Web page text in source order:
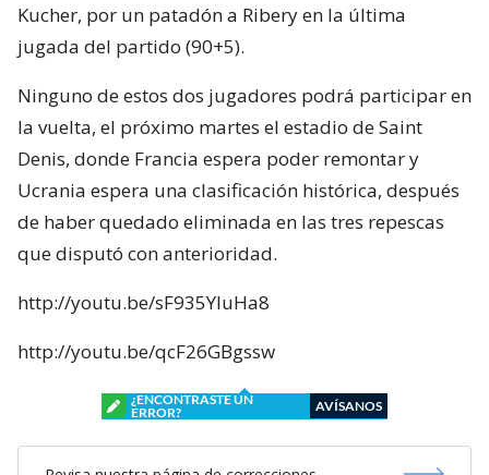
Kucher, por un patadón a Ribery en la última
jugada del partido (90+5).
Ninguno de estos dos jugadores podrá participar en
la vuelta, el próximo martes el estadio de Saint
Denis, donde Francia espera poder remontar y
Ucrania espera una clasificación histórica, después
de haber quedado eliminada en las tres repescas
que disputó con anterioridad.
http://youtu.be/sF935YluHa8
http://youtu.be/qcF26GBgssw
¿ENCONTRASTE UN
ERROR?
AVÍSANOS